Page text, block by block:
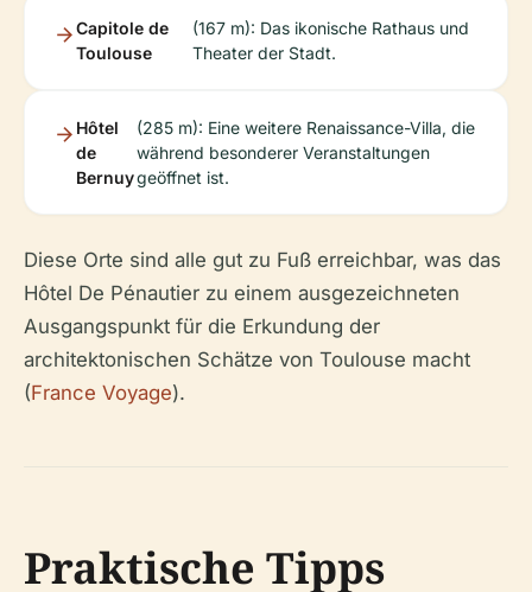
Capitole de
Toulouse
(167 m): Das ikonische Rathaus und
Theater der Stadt.
Hôtel
de
Bernuy
(285 m): Eine weitere Renaissance-Villa, die
während besonderer Veranstaltungen
geöffnet ist.
Diese Orte sind alle gut zu Fuß erreichbar, was das
Hôtel De Pénautier zu einem ausgezeichneten
Ausgangspunkt für die Erkundung der
architektonischen Schätze von Toulouse macht
(France Voyage).
Praktische Tipps